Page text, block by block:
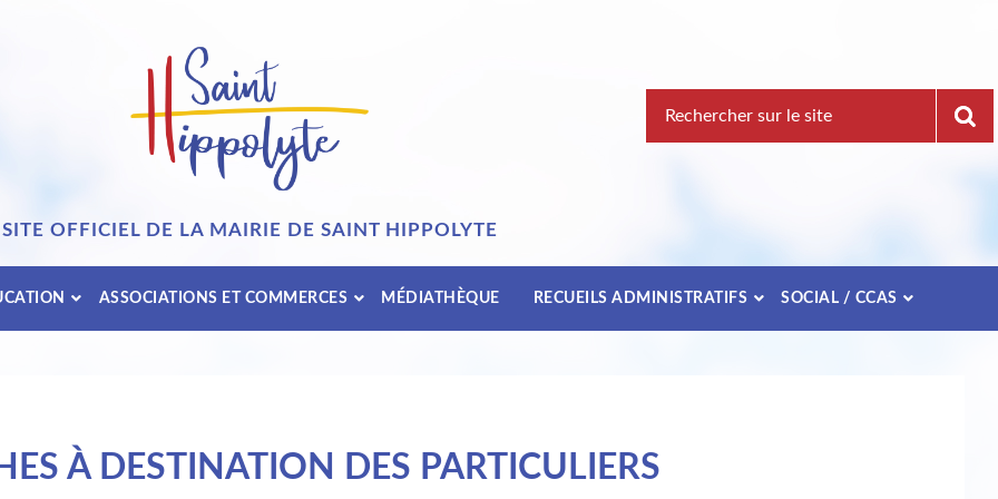
pour
SITE OFFICIEL DE LA MAIRIE DE SAINT HIPPOLYTE
ASSOCIATIONS ET COMMERCES MÉDIATHÈQUE RECUEILS ADMINISTRATIFS SOCIAL / CCAS
À DESTINATION DES PARTICULIERS